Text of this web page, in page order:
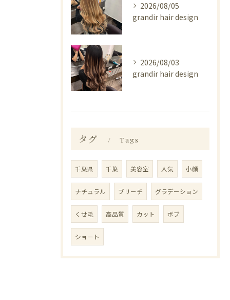
2026/08/05
grandir hair design
2026/08/03
grandir hair design
タグ Tags
千葉県 千葉 美容室 人気 小顔
ナチュラル ブリーチ グラデーション
くせ毛 高品質 カット ボブ
ショート